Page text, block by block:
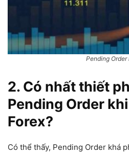
Pending Order
2. Có nhất thiết
Pending Order
Forex?
Có thể thấy, Pending Order khá